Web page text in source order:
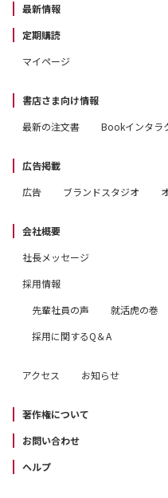
最新情報
定期購読
マイページ
書店さま向け情報
最新の注文書
Bookインタラ
広告掲載
広告
ブランドスタジオ
会社概要
社長メッセージ
採用情報
先輩社員の声
就活虎の巻
採用に関するQ＆A
アクセス お知らせ
著作権について
お問い合わせ
ヘルプ